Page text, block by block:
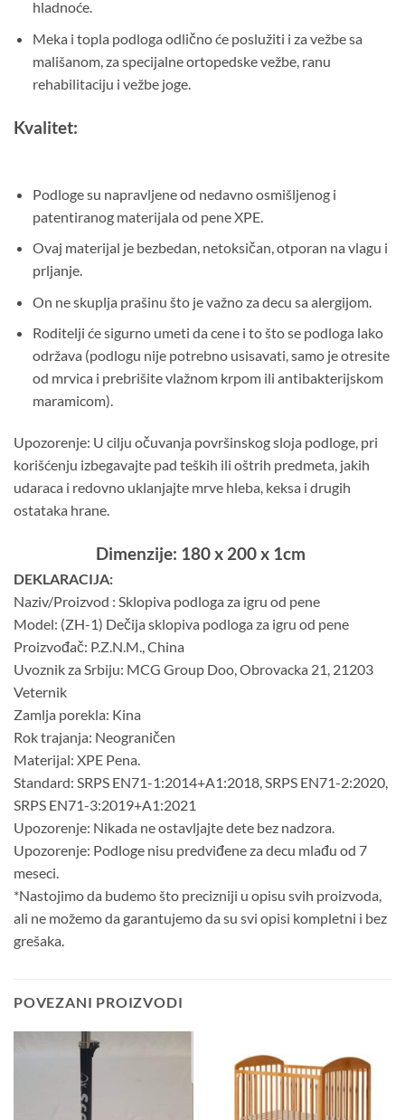
hladnoće.
Meka i topla podloga odlično će poslužiti i za vežbe sa
mališanom, za specijalne ortopedske vežbe, ranu
rehabilitaciju i vežbe joge.
Kvalitet:
Podloge su napravljene od nedavno osmišljenog i
patentiranog materijala od pene XPE.
Ovaj materijal je bezbedan, netoksičan, otporan na vlagu i
prljanje.
On ne skuplja prašinu što je važno za decu sa alergijom.
Roditelji će sigurno umeti da cene i to što se podloga lako
održava (podlogu nije potrebno usisavati, samo je otresite
od mrvica i prebrišite vlažnom krpom ili antibakterijskom
maramicom).
Upozorenje: U cilju očuvanja površinskog sloja podloge, pri
korišćenju izbegavajte pad teških ili oštrih predmeta, jakih
udaraca i redovno uklanjajte mrve hleba, keksa i drugih
ostataka hrane.
Dimenzije: 180 x 200 x 1cm
DEKLARACIJA:
Naziv/Proizvod : Sklopiva podloga za igru od pene
Model: (ZH-1) Dečija sklopiva podloga za igru od pene
Proizvođač: P.Z.N.M., China
Uvoznik za Srbiju: MCG Group Doo, Obrovacka 21, 21203
Veternik
Zamlja porekla: Kina
Rok trajanja: Neograničen
Materijal: XPE Pena.
Standard: SRPS EN71-1:2014+A1:2018, SRPS EN71-2:2020,
SRPS EN71-3:2019+A1:2021
Upozorenje: Nikada ne ostavljajte dete bez nadzora.
Upozorenje: Podloge nisu predviđene za decu mlađu od 7
meseci.
*Nastojimo da budemo što precizniji u opisu svih proizvoda,
ali ne možemo da garantujemo da su svi opisi kompletni i bez
grešaka.
POVEZANI PROIZVODI